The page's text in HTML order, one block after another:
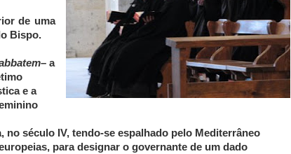
de uma
Bispo.
– a
e a
século IV, tendo-se espalhado pelo Mediterrâneo
para designar o governante de um dado